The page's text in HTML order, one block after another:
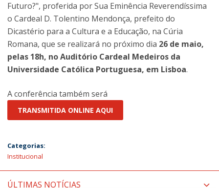
Futuro?", proferida por Sua Eminência Reverendíssima
o Cardeal D. Tolentino Mendonça, prefeito do
Dicastério para a Cultura e a Educação, na Cúria
Romana, que se realizará no próximo dia 26 de maio,
pelas 18h, no Auditório Cardeal Medeiros da
Universidade Católica Portuguesa, em Lisboa.
A conferência também será
TRANSMITIDA ONLINE AQUI
Categorias:
Institucional
ÚLTIMAS NOTÍCIAS